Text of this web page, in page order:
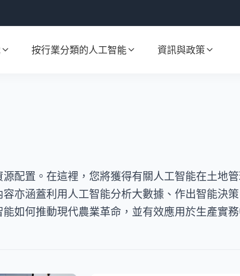
按行業分類的人工智能 資訊與政策
配置。在這裡，您將獲得有關人工智能在土地
亦涵蓋利用人工智能分析大數據、作出智能決
如何推動現代農業革命，並有效應用於生產實務